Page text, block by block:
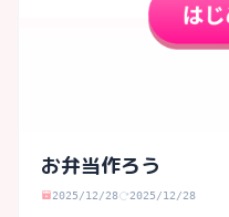
お弁当作ろう
2025/12/28 2025/12/28